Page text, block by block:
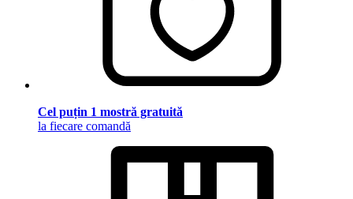
Cel puțin 1 mostră gratuită
la fiecare comandă